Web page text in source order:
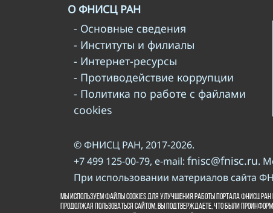
О ФНИСЦ РАН
- Основные сведения
- Институты и филиалы
- Интернет-ресурсы
- Противодействие коррупции
- Политика по работе с файлами
cookies
© ФНИСЦ РАН, 2017-2026.
+7 499 125-00-79, e-mail: fnisc@fnisc.ru.
При использовании материалов сайта
Пожалуйста, познакомьтесь с
ВКонтакте
Мы используем файлы cookies для улучшения работы портала ФНИСЦ
Продолжая пользоваться сайтом, Вы подтверждаете, что были